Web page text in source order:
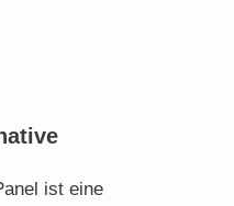
ist eine